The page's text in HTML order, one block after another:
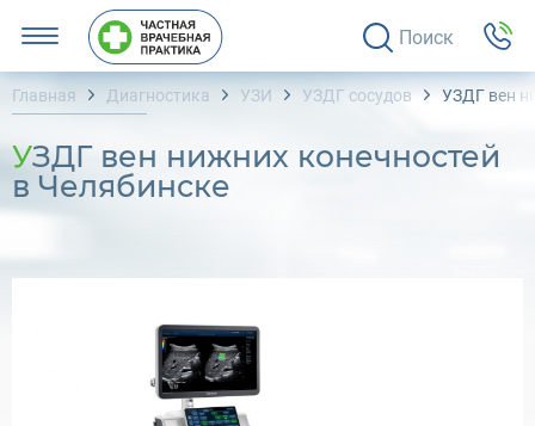
Поиск
Главная Диагностика УЗИ УЗДГ сосудов УЗДГ вен
УЗДГ вен нижних конечностей
в Челябинске